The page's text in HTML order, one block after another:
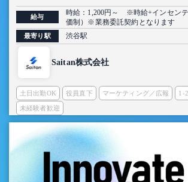
定】
給与
時給：1,200円～ ※時給+インセン
価制）※業務委託契約となります
最寄り駅 渋谷駅
Saitan株式会社
土日出勤OK 役員直下 マーケティング／広報 1-
未経験者歓迎